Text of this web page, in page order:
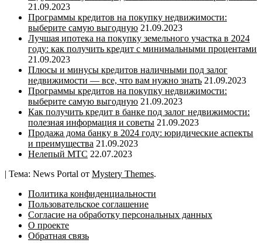
21.09.2023
Программы кредитов на покупку недвижимости:
выберите самую выгодную 21.09.2023
Лучшая ипотека на покупку земельного участка в 2024
году: как получить кредит с минимальными процентами
21.09.2023
Плюсы и минусы кредитов наличными под залог
недвижимости — все, что вам нужно знать 21.09.2023
Программы кредитов на покупку недвижимости:
выберите самую выгодную 21.09.2023
Как получить кредит в банке под залог недвижимости:
полезная информация и советы 21.09.2023
Продажа дома банку в 2024 году: юридические аспекты
и преимущества 21.09.2023
Нелепый МТС 22.07.2023
| Тема: News Portal от Mystery Themes.
Политика конфиденциальности
Пользовательское соглашение
Согласие на обработку персональных данных
О проекте
Обратная связь